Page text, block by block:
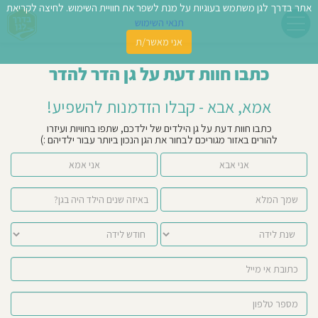
כתבו חוות דעת על גן הדר להדר
אמא, אבא - קבלו הזדמנות להשפיע!
כתבו חוות דעת על גן הילדים של ילדכם, שתפו בחוויות ועיזרו
להורים באזור מגוריכם לבחור את הגן הנכון ביותר עבור ילדיהם :)
אני אמא אני אבא
אתר בדרך לגן משתמש בעוגיות על מנת לשפר את חוויית השימוש. לחיצה לקריאת
תנאי השימוש
אני מאשר/ת